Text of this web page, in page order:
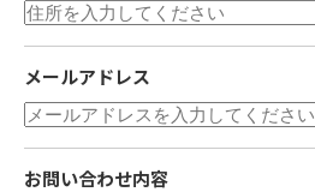
メールアドレス
お問い合わせ内容